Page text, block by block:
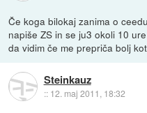
Če koga bilokaj zanima o
napiše ZS in se ju3 okoli 10
da vidim če me prepriča bolj
Steinkauz
:: 12. maj 2011, 18:32